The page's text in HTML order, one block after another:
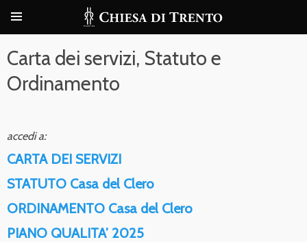
Carta dei servizi, Statuto e
Ordinamento
accedi a:
CARTA DEI SERVIZI
STATUTO Casa del Clero
ORDINAMENTO Casa del Clero
PIANO QUALITA’ 2025